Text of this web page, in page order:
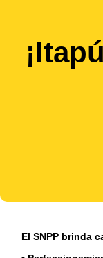
El SNPP brinda